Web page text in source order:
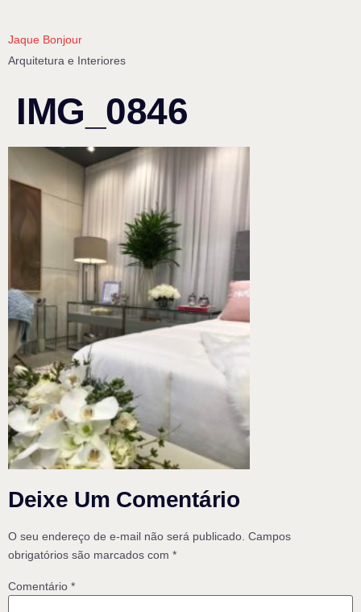
Jaque Bonjour
Arquitetura e Interiores
IMG_0846
Deixe Um Comentário
O seu endereço de e-mail não será publicado. Campos
obrigatórios são marcados com *
Comentário *